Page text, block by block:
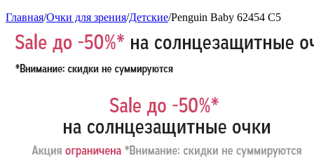
Главная/Очки для зрения/Детские/Penguin Baby 62454 С5